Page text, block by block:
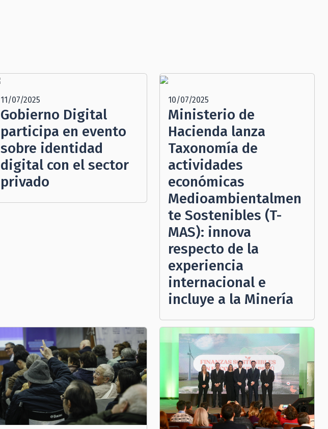
11/07/2025
Gobierno Digital
participa en evento
sobre identidad
digital con el sector
privado
10/07/2025
Ministerio de
Hacienda lanza
Taxonomía de
actividades
económicas
Medioambientalmen
te Sostenibles (T-
MAS): innova
respecto de la
experiencia
internacional e
incluye a la Minería